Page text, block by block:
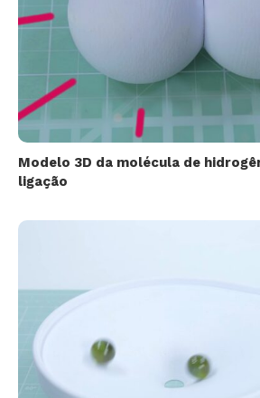
Modelo 3D da molécula de
ligação